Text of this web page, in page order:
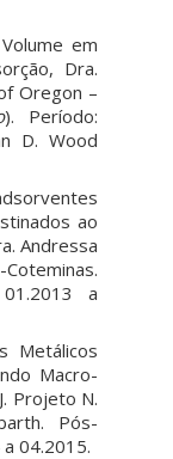
em
Dra.
Oregon –
). Período:
D. Wood
ao
Andressa
a
Metálicos
Macro-
Projeto N.
Pós-
04.2015.